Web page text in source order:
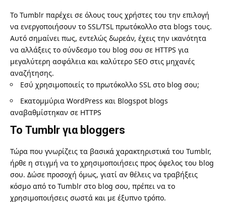
Το Tumblr παρέχει σε όλους τους χρήστες του την επιλογή
να ενεργοποιήσουν το SSL/TSL πρωτόκολλο στα blogs τους.
Αυτό σημαίνει πως, εντελώς δωρεάν, έχεις την ικανότητα
να αλλάξεις το σύνδεσμο του blog σου σε HTTPS για
μεγαλύτερη ασφάλεια και καλύτερο SEO στις μηχανές
αναζήτησης.
Εσύ χρησιμοποιείς το πρωτόκολλο SSL στο blog σου;
Εκατομμύρια WordPress και Blogspot blogs
αναβαθμίστηκαν σε HTTPS
Το Tumblr για bloggers
Τώρα που γνωρίζεις τα βασικά χαρακτηριστικά του Tumblr,
ήρθε η στιγμή να το χρησιμοποιήσεις προς όφελος του blog
σου. Δώσε προσοχή όμως, γιατί αν θέλεις να τραβήξεις
κόσμο από το Tumblr στο blog σου, πρέπει να το
χρησιμοποιήσεις σωστά και με έξυπνο τρόπο.